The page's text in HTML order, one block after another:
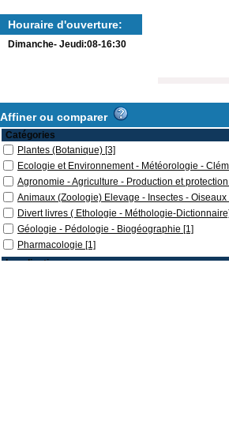
Houraire d'ouverture:
Dimanche- Jeudi:08-16:30
Affiner ou comparer
Catégories
Plantes (Botanique) [3]
Ecologie et Environnement - Météorologie -
Agronomie - Agriculture - Production et
Animaux (Zoologie) Elevage - Insectes -
Divert livres ( Ethologie - Méthologie-
Géologie - Pédologie - Biogéographie [1]
Pharmacologie [1]
Localisation